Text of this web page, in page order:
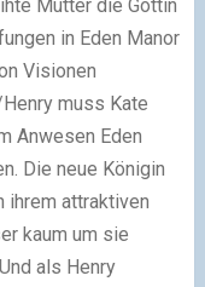
Mutter die Göttin
in Eden Manor
Visionen
muss Kate
Anwesen Eden
Die neue Königin
ihrem attraktiven
kaum um sie
als Henry